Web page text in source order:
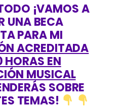
¡VAMOS A
UNA BECA
PARA MI
ACREDITADA
HORAS EN
MUSICAL
SOBRE
TEMAS!